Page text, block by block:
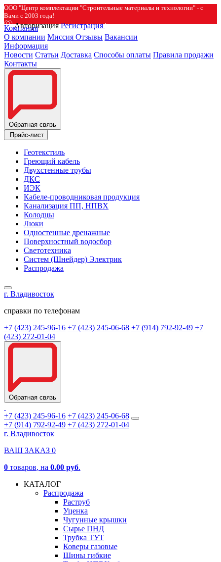
ООО "Центр комплектации "Строительные материалы и технологии" - с
Вами с 2003 года!
Авторизация Регистрация
Компания
О компании Миссия Отзывы Вакансии
Информация
Новости Статьи Доставка Способы оплаты Правила продажи
Контакты
Обратная связь
Прайс-лист
Геотекстиль
Греющий кабель
Двухстенные трубы
ДКС
ИЭК
Кабеле-проводниковая продукция
Канализация ПП, НПВХ
Колодцы
Люки
Одностенные дренажные
Поверхностный водосбор
Светотехника
Систем (Шнейдер) Электрик
Распродажа
г. Владивосток
справки по телефонам
+7 (423) 245-96-16 +7 (423) 245-06-68 +7 (914) 792-92-49 +7
(423) 272-01-04
Обратная связь
+7 (423) 245-96-16 +7 (423) 245-06-68
+7 (914) 792-92-49 +7 (423) 272-01-04
г. Владивосток
ВАШ ЗАКАЗ 0
0 товаров, на 0.00 руб.
КАТАЛОГ
Распродажа
Раструб
Уценка
Чугунные крышки
Сырье ПНД
Трубка ТУТ
Коверы газовые
Шины гибкие